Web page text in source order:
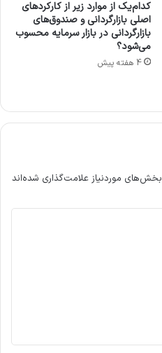
کدام‌یک از موارد زیر از کارکردهای
اصلی بازارگردانی و صندوق‌های
بازارگردانی در بازار سرمایه محسوب
می‌شود؟
4 هفته پیش
بخش‌های موردنیاز علامت‌گذاری شده‌اند